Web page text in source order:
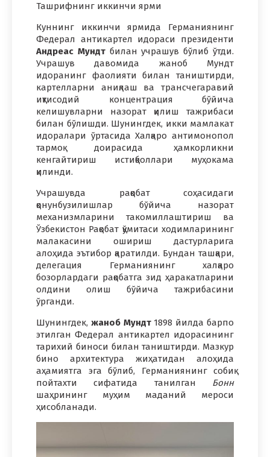
Ташрифнинг иккинчи ярми
Куннинг иккинчи ярмида Германиянинг
Федерал антикартел идораси президенти
Андреас Мундтбилан учрашув бўлиб ўтди.
Учрашув давомида жаноб Мундт
идоранинг фаолияти билан таништирди,
картелларни аниқлаш ва трансчегаравий
иқтисодий концентрация бўйича
келишувларни назорат қилиш тажрибаси
билан бўлишди. Шунингдек, икки мамлакат
идоралари ўртасида Халқаро антимонопол
тармоқ доирасида ҳамкорликни
кенгайтириш истиқболлари муҳокама
қилинди.
Учрашувда рақобат соҳасидаги
қонунбузилишлар бўйича назорат
механизмларини такомиллаштириш ва
Ўзбекистон Рақобат қўмитаси ходимларининг
малакасини ошириш дастурларига
алоҳида эътибор қаратилди. Бундан ташқари,
делегация Германиянинг халқаро
бозорлардаги рақобатга зид ҳаракатларини
олдини олиш бўйича тажрибасини
ўрганди.
Шунингдек, жаноб Мундт1898 йилда барпо
этилган Федерал антикартел идорасининг
тарихий биноси билан таништирди. Мазкур
бино архитектура жиҳатидан алоҳида
аҳамиятга эга бўлиб, Германиянинг собиқ
пойтахти сифатида танилган Бонн
шаҳрининг муҳим маданий мероси
ҳисобланади.